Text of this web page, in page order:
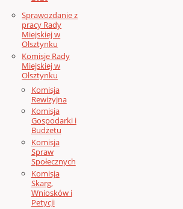
Sprawozdanie z
pracy Rady
Miejskiej w
Olsztynku
Komisje Rady
Miejskiej w
Olsztynku
Komisja
Rewizyjna
Komisja
Gospodarki i
Budżetu
Komisja
Spraw
Społecznych
Komisja
Skarg,
Wniosków i
Petycji